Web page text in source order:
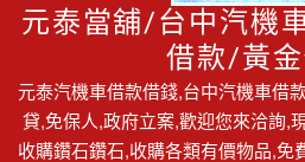
元泰當舖/台中汽機
借款/黃
元泰汽機車借款借錢,台中汽機車借
貸,免保人,政府立案,歡迎您來洽詢,
收購鑽石鑽石,收購各類有價物品,免